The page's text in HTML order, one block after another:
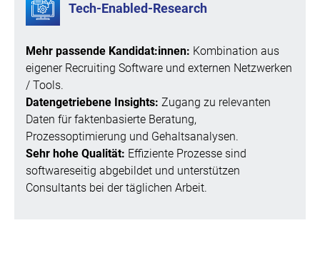
Tech-Enabled-Research
Mehr passende Kandidat:innen: Kombination aus
eigener Recruiting Software und externen Netzwerken
/ Tools.
Datengetriebene Insights: Zugang zu relevanten
Daten für faktenbasierte Beratung,
Prozessoptimierung und Gehaltsanalysen.
Sehr hohe Qualität: Effiziente Prozesse sind
softwareseitig abgebildet und unterstützen
Consultants bei der täglichen Arbeit.